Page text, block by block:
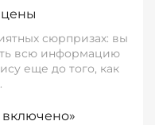
сюрпризах: вы
всю информацию
еще до того, как